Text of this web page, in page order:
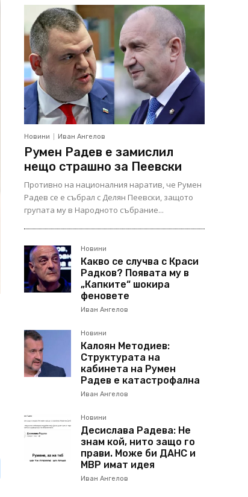
Новини Иван Ангелов
Румен Радев е замислил
нещо страшно за Пеевски
Противно на националния наратив, че Румен
Радев се е събрал с Делян Пеевски, защото
групата му в Народното събрание...
Новини
Какво се случва с Краси
Радков? Появата му в
„Капките“ шокира
феновете
Иван Ангелов
Новини
Калоян Методиев:
Структурата на
кабинета на Румен
Радев е катастрофална
Иван Ангелов
Новини
Десислава Радева: Не
знам кой, нито защо го
прави. Може би ДАНС и
МВР имат идея
Иван Ангелов